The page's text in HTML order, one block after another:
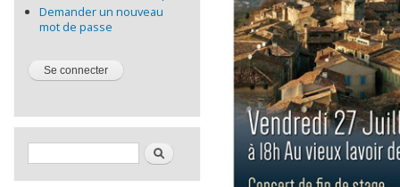
Demander un nouveau
mot de passe
Formulaire de rechercheRechercher